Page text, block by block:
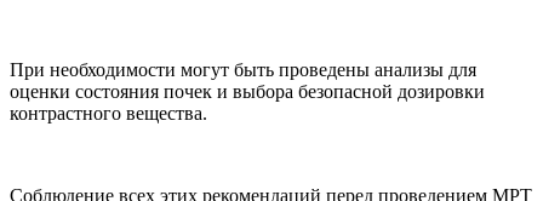
При необходимости могут быть проведены анализы для
оценки состояния почек и выбора безопасной дозировки
контрастного вещества.
Соблюдение всех этих рекомендаций перед проведением МРТ